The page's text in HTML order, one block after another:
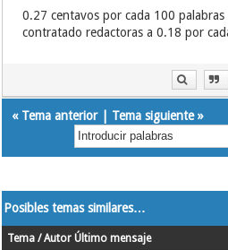
0.27 centavos por cada 100
contratado redactoras a 0.18 por
« Tema anterior| Tema siguiente»
Posibles temas similares…
Tema / Autor Último mensaje